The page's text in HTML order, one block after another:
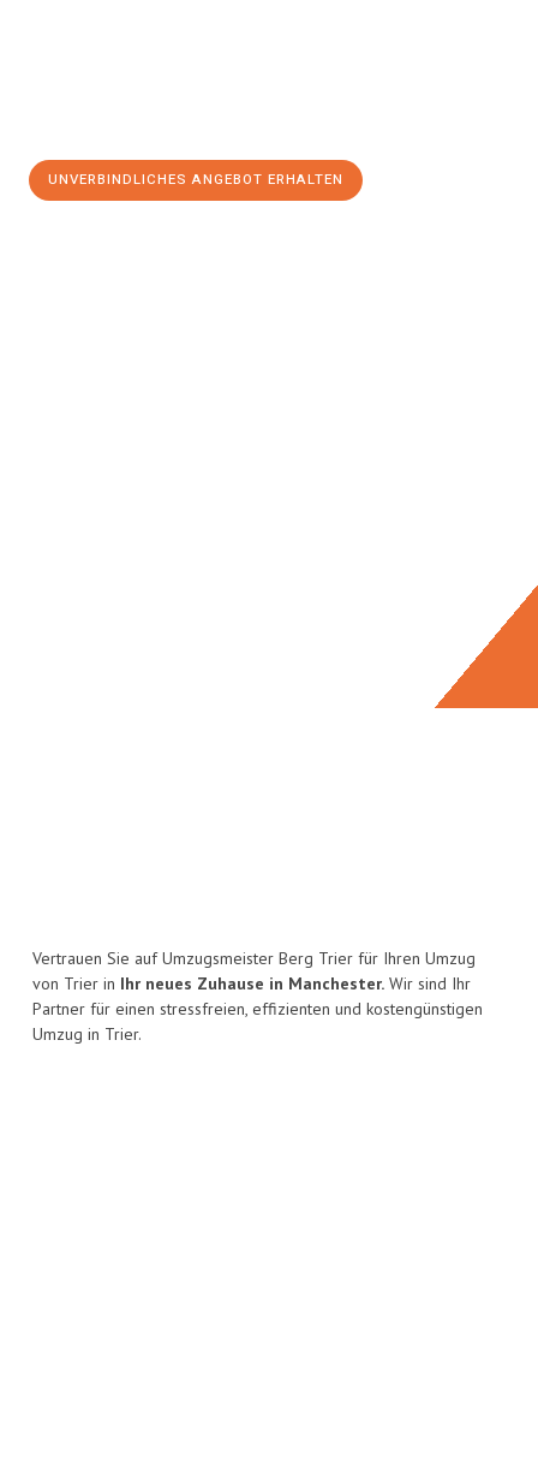
UNVERBINDLICHES ANGEBOT ERHALTEN
Vertrauen Sie auf Umzugsmeister Berg Trier für Ihren Umzug
von Trier in Ihr neues Zuhause in Manchester. Wir sind Ihr
Partner für einen stressfreien, effizienten und kostengünstigen
Umzug in Trier.